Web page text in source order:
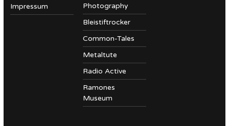
Impressum
Photography
Bleistiftrocker
Common-Tales
Metaltute
Radio Active
Ramones
Museum